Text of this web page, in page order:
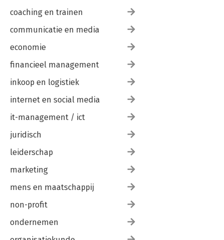
coaching en trainen
communicatie en media
economie
financieel management
inkoop en logistiek
internet en social media
it-management / ict
juridisch
leiderschap
marketing
mens en maatschappij
non-profit
ondernemen